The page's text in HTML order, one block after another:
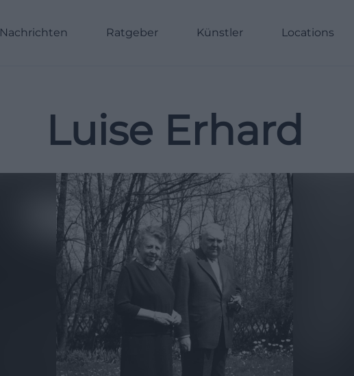
Nachrichten Ratgeber Künstler Locations
Luise Erhard